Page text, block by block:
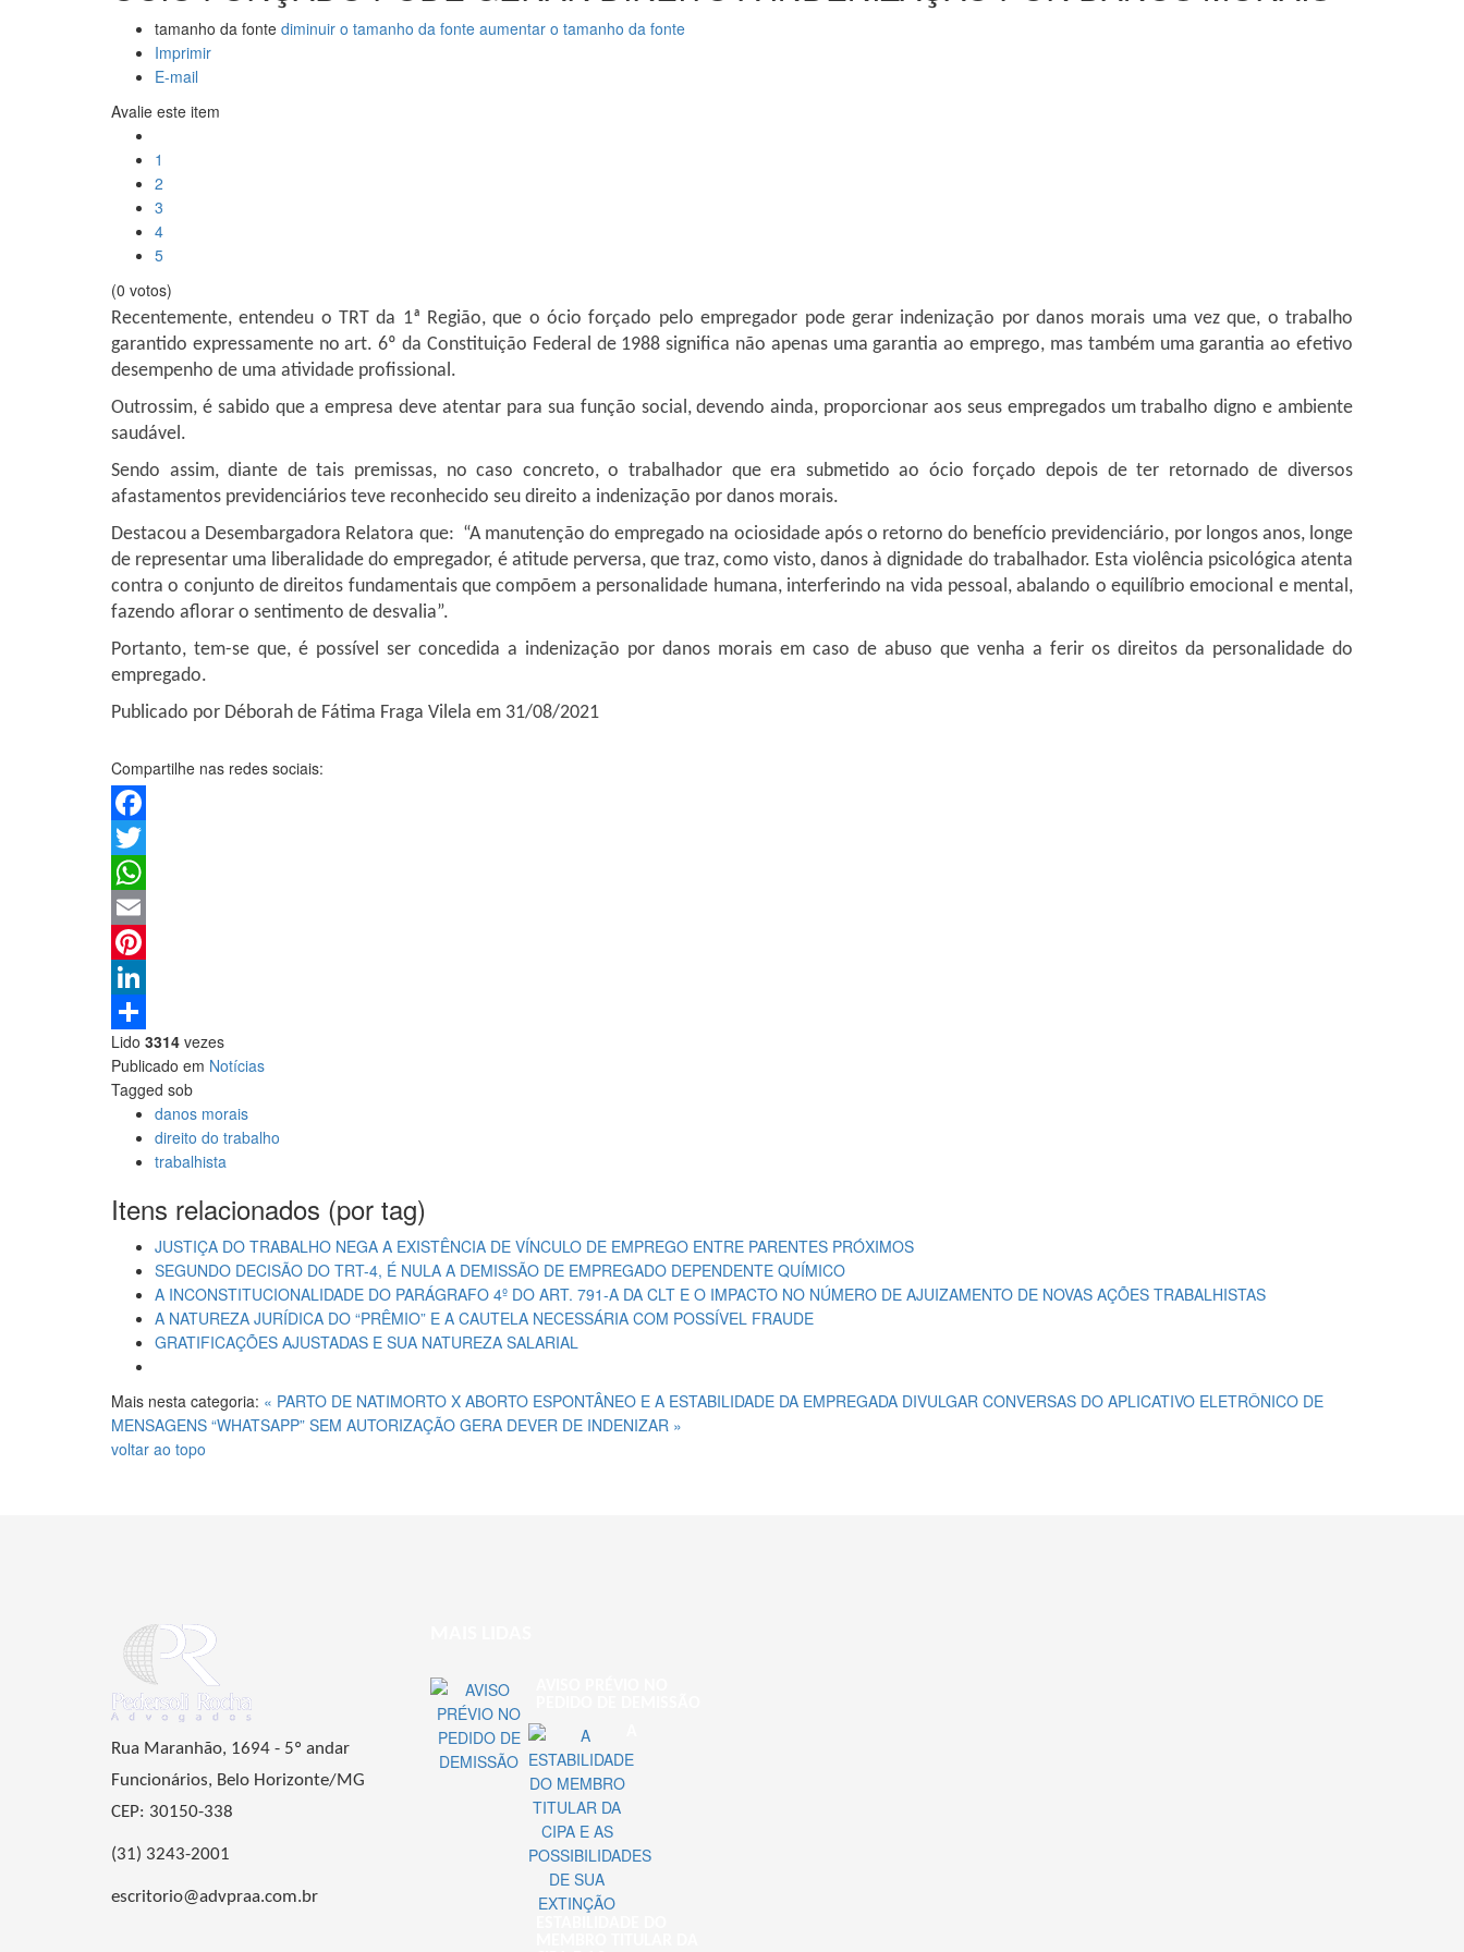
tamanho da fonte diminuir o tamanho da fonte aumentar o tamanho da fonte
Imprimir
E-mail
Avalie este item
1
2
3
4
5
(0 votos)
Recentemente, entendeu o TRT da 1ª Região, que o ócio forçado pelo empregador pode gerar indenização por danos morais uma vez que, o trabalho
garantido expressamente no art. 6º da Constituição Federal de 1988 significa não apenas uma garantia ao emprego, mas também uma garantia ao efetivo
desempenho de uma atividade profissional.
Outrossim, é sabido que a empresa deve atentar para sua função social, devendo ainda, proporcionar aos seus empregados um trabalho digno e ambiente
saudável.
Sendo assim, diante de tais premissas, no caso concreto, o trabalhador que era submetido ao ócio forçado depois de ter retornado de diversos
afastamentos previdenciários teve reconhecido seu direito a indenização por danos morais.
Destacou a Desembargadora Relatora que: “A manutenção do empregado na ociosidade após o retorno do benefício previdenciário, por longos anos, longe
de representar uma liberalidade do empregador, é atitude perversa, que traz, como visto, danos à dignidade do trabalhador. Esta violência psicológica atenta
contra o conjunto de direitos fundamentais que compõem a personalidade humana, interferindo na vida pessoal, abalando o equilíbrio emocional e mental,
fazendo aflorar o sentimento de desvalia”.
Portanto, tem-se que, é possível ser concedida a indenização por danos morais em caso de abuso que venha a ferir os direitos da personalidade do
empregado.
Publicado por Déborah de Fátima Fraga Vilela em 31/08/2021
Compartilhe nas redes sociais:
Facebook
Twitter
WhatsApp
Email
Pinterest
LinkedIn
Share
Lido 3314 vezes
Publicado em Notícias
Tagged sob
danos morais
direito do trabalho
trabalhista
Itens relacionados (por tag)
JUSTIÇA DO TRABALHO NEGA A EXISTÊNCIA DE VÍNCULO DE EMPREGO ENTRE PARENTES PRÓXIMOS
SEGUNDO DECISÃO DO TRT-4, É NULA A DEMISSÃO DE EMPREGADO DEPENDENTE QUÍMICO
A INCONSTITUCIONALIDADE DO PARÁGRAFO 4º DO ART. 791-A DA CLT E O IMPACTO NO NÚMERO DE AJUIZAMENTO DE NOVAS AÇÕES TRABALHISTAS
A NATUREZA JURÍDICA DO “PRÊMIO” E A CAUTELA NECESSÁRIA COM POSSÍVEL FRAUDE
GRATIFICAÇÕES AJUSTADAS E SUA NATUREZA SALARIAL
Mais nesta categoria: « PARTO DE NATIMORTO X ABORTO ESPONTÂNEO E A ESTABILIDADE DA EMPREGADA DIVULGAR CONVERSAS DO APLICATIVO ELETRÔNICO DE
MENSAGENS “WHATSAPP” SEM AUTORIZAÇÃO GERA DEVER DE INDENIZAR »
voltar ao topo
Rua Maranhão, 1694 - 5º andar
Funcionários, Belo Horizonte/MG
CEP: 30150-338
(31) 3243-2001
escritorio@advpraa.com.br